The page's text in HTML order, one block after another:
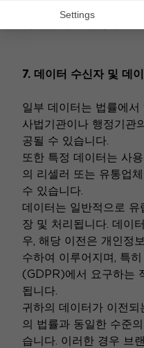
이터에 대한 최적의 보
7. 데이터 수신자 및 데
일부 데이터는 법률에
사법기관이나 행정기관
공될 수 있습니다.
또한 특정 데이터는 사
의 리셀러 또는 유통업
수 있습니다.
데이터는 일반적으로
장 및 처리됩니다. 데이
우, 해당 이전은 개인정
수하여 이루어지며, 특
(GDPR)에서 요구하는
됩니다.
귀하의 데이터가 이전
의 법률과 동일한 수준
습니다. 이러한 경우 브